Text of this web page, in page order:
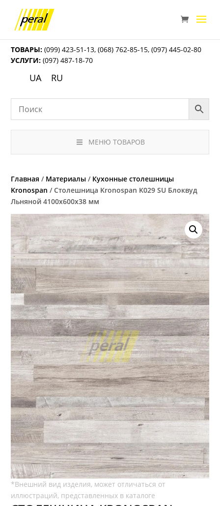
ТОВАРЫ: (099) 423-51-13,(068) 762-85-15,(097) 445-02-80
УСЛУГИ: (097) 487-18-70
UA RU
МЕНЮ ТОВАРОВ
Главная / Материалы / Кухонные столешницы
Kronospan / Столешница Kronospan K029 SU Блоквуд
Льняной 4100x600x38 мм